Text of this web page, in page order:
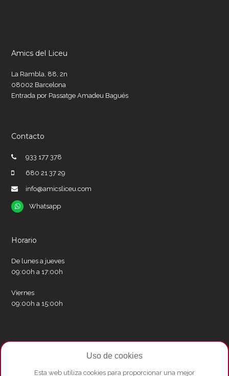
Amics del Liceu
La Rambla, 88, 2n
08002 Barcelona
Entrada por Passatge Amadeu Bagués
Contacto
933 177 378
680 21 37 29
info@amicsliceu.com
Whatsapp
Whatsapp
Horario
De lunes a jueves
09:00h a 17:00h
Viernes
09:00h a 15:00h
Redes sociales
TwitterFacebook
InstagramWhatsapp
Youtube
Uso de cookies
Esta web utiliza cookies para proporcionar una mejor